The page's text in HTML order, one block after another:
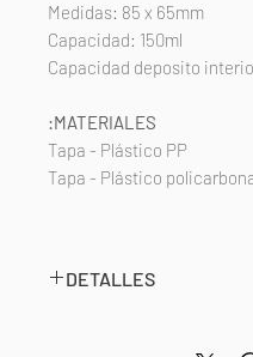
Medidas: 85 x 65mm
Capacidad: 150ml
Capacidad deposito
MATERIALES:
Tapa - Plástico PP
Tapa - Plástico
DETALLES